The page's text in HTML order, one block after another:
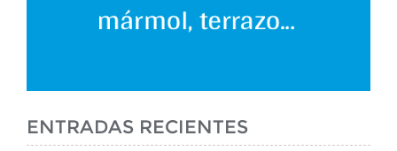
ENTRADAS RECIENTES